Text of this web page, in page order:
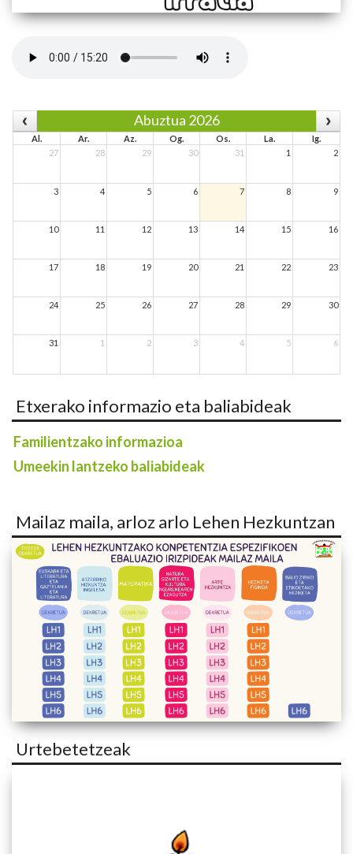
Abuztua 2026
Al. Ar. Az. Og. Os. La.
Ig.
27
28 29 30 31 1 2
3 4 5 6 7 8 9
10 11 12 13 14 15 16
17 18 19 20 21 22 23
24 25 26 27 28 29 30
31 1 2 3 4 5 6
Etxerako informazio eta baliabideak
Familientzako informazioa
Umeekin lantzeko baliabideak
Mailaz maila, arloz arlo Lehen Hezkuntzan
Urtebetetzeak